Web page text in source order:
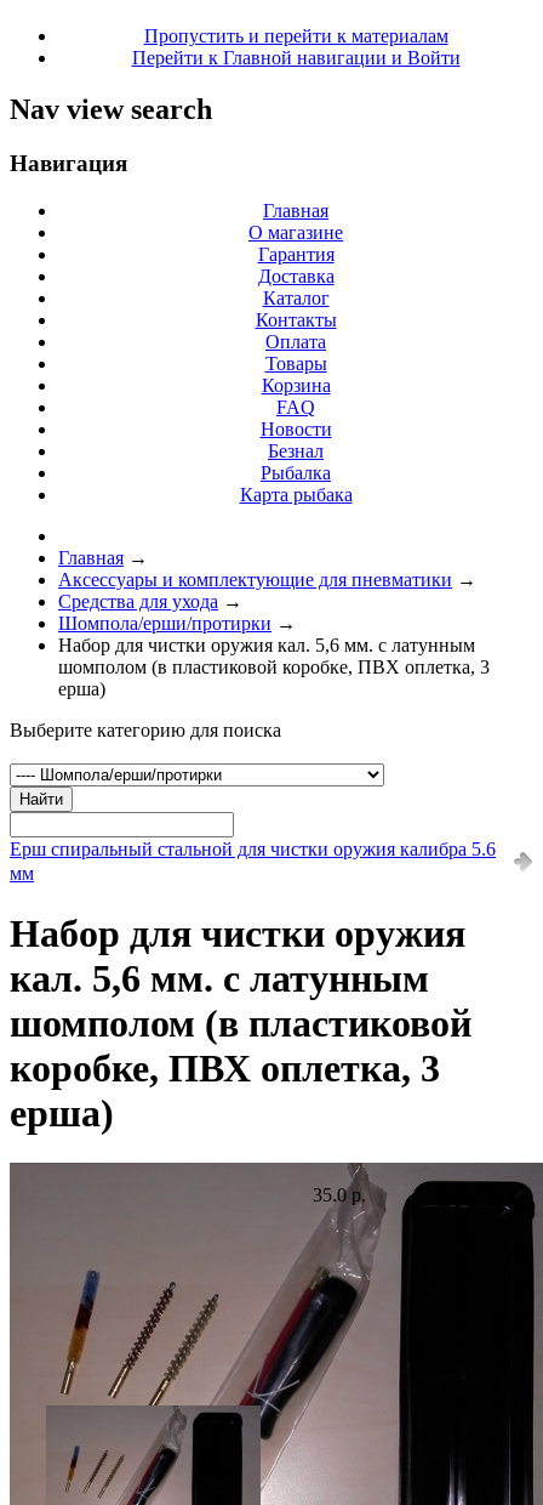
Пропустить и перейти к материалам
Перейти к Главной навигации и Войти
Nav view search
Навигация
Главная
О магазине
Гарантия
Доставка
Каталог
Контакты
Оплата
Товары
Корзина
FAQ
Новости
Безнал
Рыбалка
Карта рыбака
Главная →
Аксессуары и комплектующие для пневматики →
Средства для ухода →
Шомпола/ерши/протирки →
Набор для чистки оружия кал. 5,6 мм. с латунным
шомполом (в пластиковой коробке, ПВХ оплетка, 3
ерша)
Выберите категорию для поиска
Найти
Ерш спиральный стальной для чистки оружия калибра 5.6
мм
Набор для чистки оружия
кал. 5,6 мм. с латунным
шомполом (в пластиковой
коробке, ПВХ оплетка, 3
ерша)
35.0 р.